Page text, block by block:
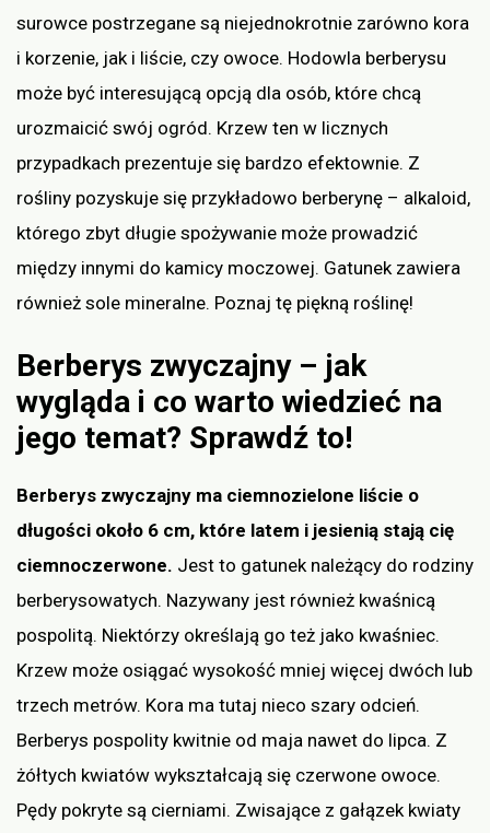
surowce postrzegane są niejednokrotnie zarówno kora
i korzenie, jak i liście, czy owoce. Hodowla berberysu
może być interesującą opcją dla osób, które chcą
urozmaicić swój ogród. Krzew ten w licznych
przypadkach prezentuje się bardzo efektownie. Z
rośliny pozyskuje się przykładowo berberynę – alkaloid,
którego zbyt długie spożywanie może prowadzić
między innymi do kamicy moczowej. Gatunek zawiera
również sole mineralne. Poznaj tę piękną roślinę!
Berberys zwyczajny – jak
wygląda i co warto wiedzieć na
jego temat? Sprawdź to!
Berberys zwyczajny ma ciemnozielone liście o
długości około 6 cm, które latem i jesienią stają cię
ciemnoczerwone. Jest to gatunek należący do rodziny
berberysowatych. Nazywany jest również kwaśnicą
pospolitą. Niektórzy określają go też jako kwaśniec.
Krzew może osiągać wysokość mniej więcej dwóch lub
trzech metrów. Kora ma tutaj nieco szary odcień.
Berberys pospolity kwitnie od maja nawet do lipca. Z
żółtych kwiatów wykształcają się czerwone owoce.
Pędy pokryte są cierniami. Zwisające z gałązek kwiaty